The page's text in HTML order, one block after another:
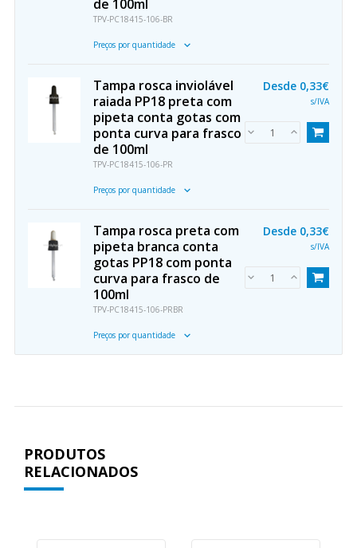
de 100ml
TPV-PC18415-106-BR
Preços por quantidade
Tampa rosca inviolável
raiada PP18 preta com
pipeta conta gotas com
ponta curva para frasco
de 100ml
TPV-PC18415-106-PR
Preços por quantidade
Desde 0,33€
s/IVA
Tampa rosca preta com
pipeta branca conta
gotas PP18 com ponta
curva para frasco de
100ml
TPV-PC18415-106-PRBR
Preços por quantidade
Desde 0,33€
s/IVA
PRODUTOS
RELACIONADOS